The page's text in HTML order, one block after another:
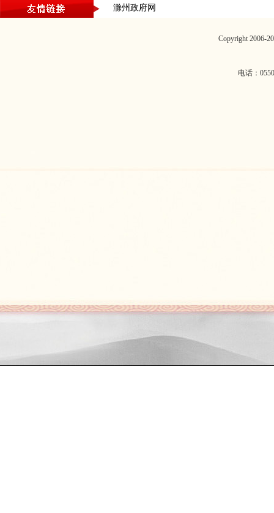
滁州政府网
Copyright 2006-
电话：